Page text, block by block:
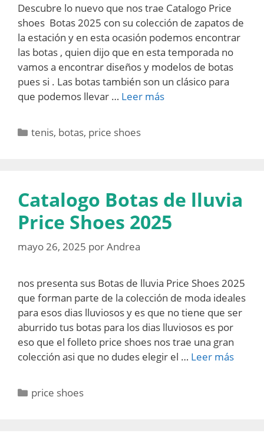
Descubre lo nuevo que nos trae Catalogo Price
shoes Botas 2025 con su colección de zapatos de
la estación y en esta ocasión podemos encontrar
las botas , quien dijo que en esta temporada no
vamos a encontrar diseños y modelos de botas
pues si . Las botas también son un clásico para
que podemos llevar … Leer más
Categorías
tenis, botas, price shoes
Catalogo Botas de lluvia
Price Shoes 2025
mayo 26, 2025 porAndrea
nos presenta sus Botas de lluvia Price Shoes 2025
que forman parte de la colección de moda ideales
para esos dias lluviosos y es que no tiene que ser
aburrido tus botas para los dias lluviosos es por
eso que el folleto price shoes nos trae una gran
colección asi que no dudes elegir el … Leer más
Categorías
price shoes